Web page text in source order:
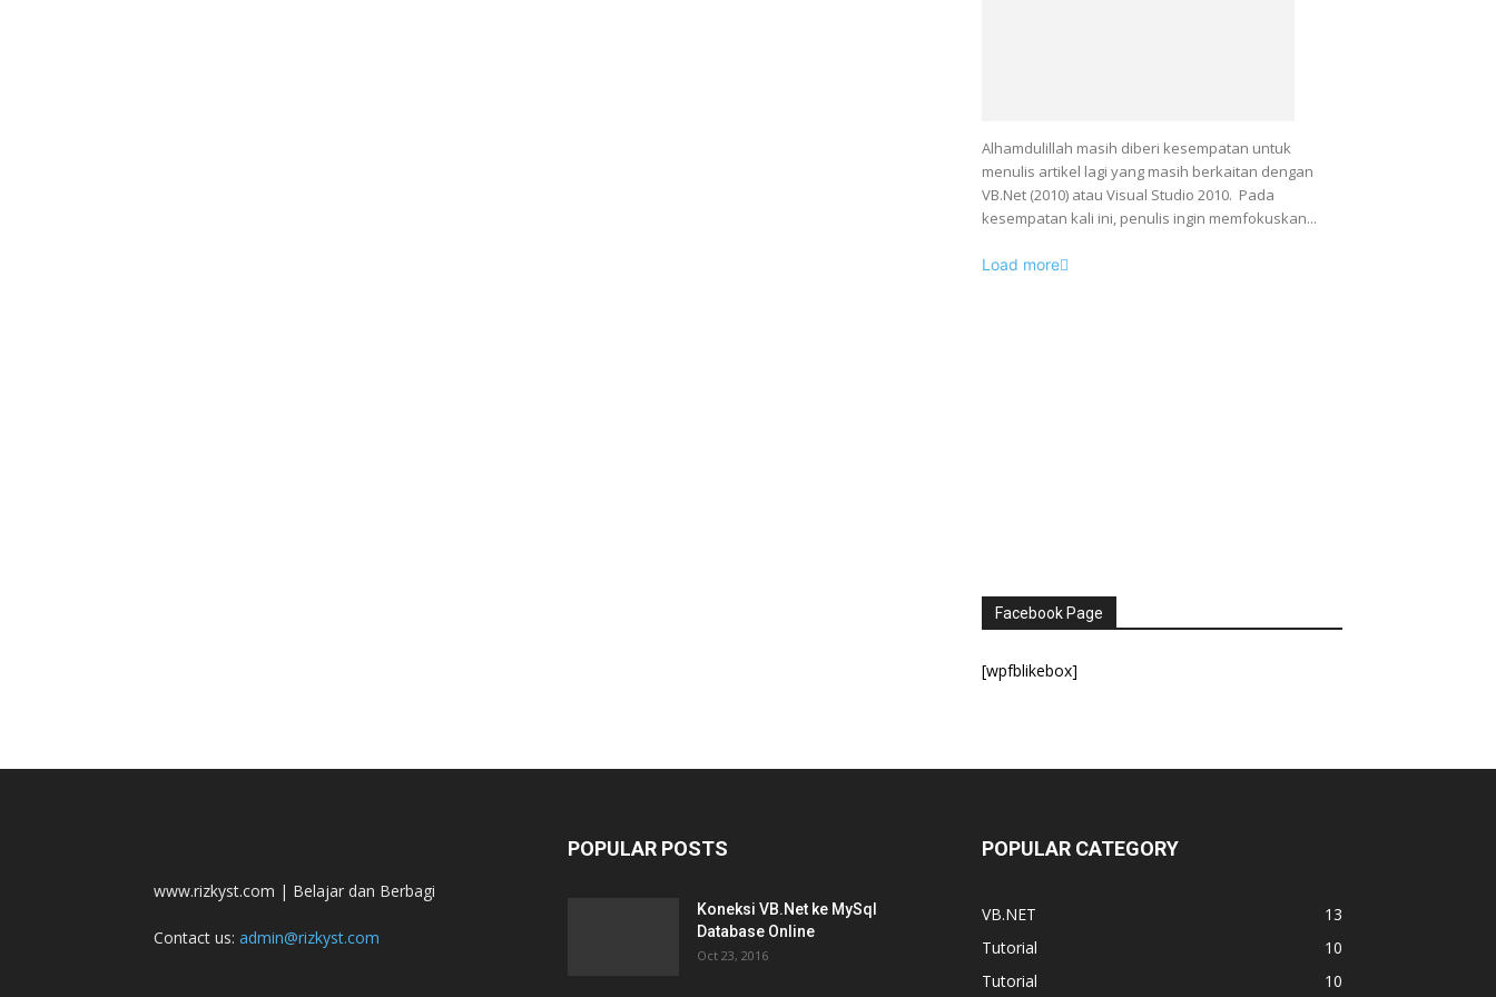
Alhamdulillah masih diberi kesempatan untuk
menulis artikel lagi yang masih berkaitan dengan
VB.Net (2010) atau Visual Studio 2010. Pada
kesempatan kali ini, penulis ingin memfokuskan...
Load more
Facebook Page
[wpfblikebox]
www.rizkyst.com | Belajar dan Berbagi
Contact us: admin@rizkyst.com
POPULAR POSTS
Koneksi VB.Net ke MySql
Database Online
Oct 23, 2016
POPULAR CATEGORY
VB.NET
13
Tutorial
10
Tutorial
10